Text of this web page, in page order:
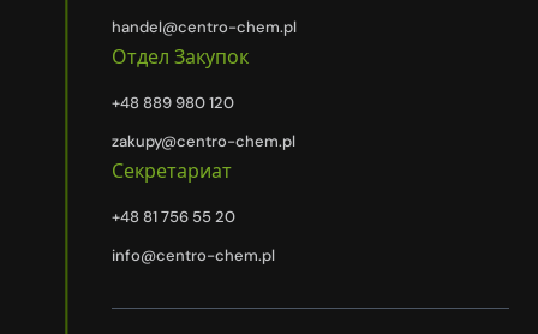
handel@centro-chem.pl
Отдел Закупок
+48 889 980 120
zakupy@centro-chem.pl
Секретариат
+48 81 756 55 20
info@centro-chem.pl